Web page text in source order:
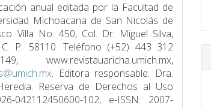
anual editada por la Facultad de
Michoacana de San Nicolás de
Villa No. 450, Col. Dr. Miguel Silva,
P. 58110. Teléfono (+52) 443 312
. Editora responsable: Dra.
Reserva de Derechos al Uso
042112450600-102, e-ISSN: 2007-